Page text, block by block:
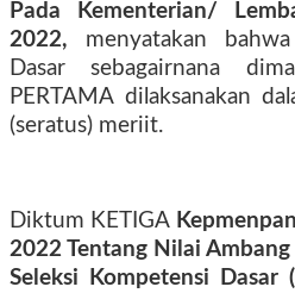
Pada Kementerian/
2022, menyatakan
Dasar sebagairnana
PERTAMA dilaksanakan
(seratus) meriit.
Diktum KETIGA
2022 Tentang Nilai Ambang
Seleksi Kompetensi Dasar